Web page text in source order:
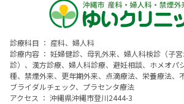
診療科目 ： 産科、婦人科
診療内容 ： 妊婦健診、母乳外来、婦人科検診（子
診）、漢方診療、婦人科診療、避妊相談、ホメオパ
種、禁煙外来、更年期外来、点滴療法、栄養療法、
ブライダルチェック、プラセンタ療法
アクセス ： 沖縄県沖縄市登川2444-3